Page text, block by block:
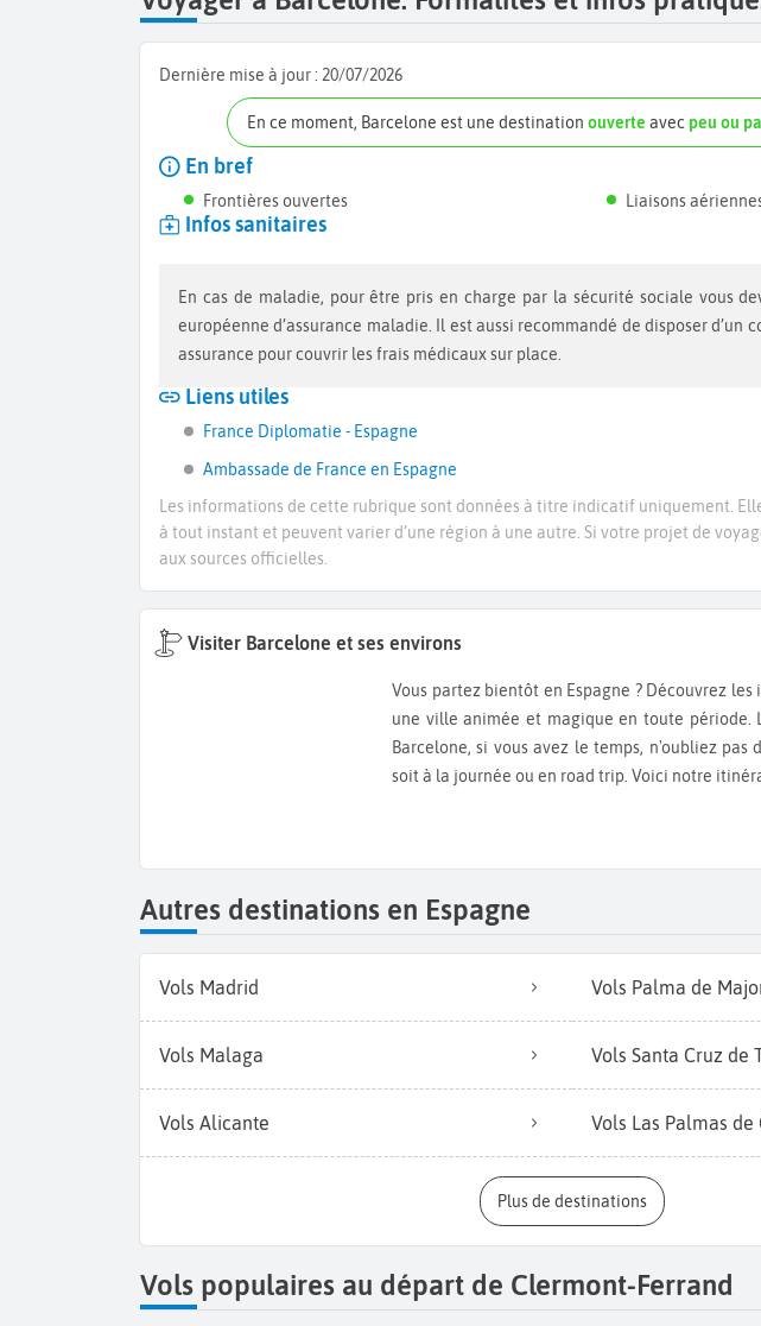
Dernière mise à jour : 20/07/2026
En ce moment, Barcelone est une destinationouverte avec peu ou
En bref
Frontières ouvertes Liaisons
Infos sanitaires
En cas de maladie, pour être pris en charge par la sécurité sociale vous devez vous munir d’une carte
européenne d’assurance maladie. Il est aussi recommandé de disposer d’un
assurance pour couvrir les frais médicaux sur place.
Liens utiles
France Diplomatie - Espagne
Ambassade de France en Espagne
Les informations de cette rubrique sont données à titre indicatif uniquement.
à tout instant et peuvent varier d’une région à une autre. Si votre projet de
aux sources officielles.
Visiter Barcelone et ses environs
Vous partez bientôt en Espagne ? Découvrez les incontournables de Barcelone,
une ville animée et magique en toute période.
Barcelone, si vous avez le temps, n'oubliez pas
soit à la journée ou en road trip. Voici notre
Autres destinations en Espagne
Vols Madrid Vols Palma de
Vols Malaga Vols Santa Cruz de
Vols Alicante Vols Las Palmas de
Plus de destinations
Vols populaires au départ de Clermont-Ferrand